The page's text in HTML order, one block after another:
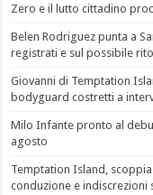
Zero e il lutto cittadino
Belen Rodriguez punta a
registrati e sul possibile
Giovanni di Temptation
bodyguard costretti a
Milo Infante pronto al
agosto
Temptation Island,
conduzione e indiscrezioni